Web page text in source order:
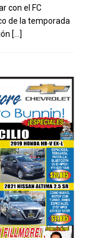
con el FC
de la temporada
[…]